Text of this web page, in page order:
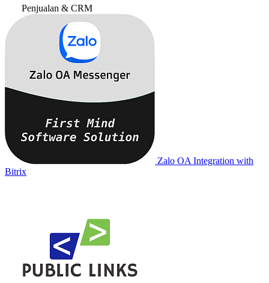
Penjualan & CRM
Zalo OA Integration with
Bitrix